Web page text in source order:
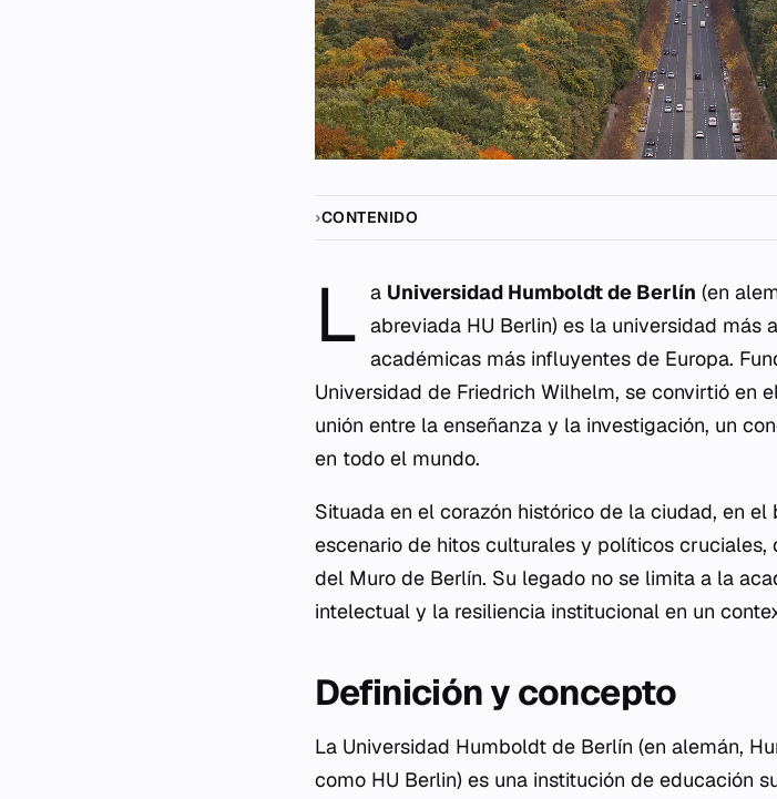
CONTENIDO
L a Universidad Humboldt de Berlín (en
abreviada HU Berlin) es la universidad
académicas más influyentes de Europa.
Universidad de Friedrich Wilhelm, se convirtió en
unión entre la enseñanza y la investigación, un
en todo el mundo.
Situada en el corazón histórico de la ciudad, en
escenario de hitos culturales y políticos
del Muro de Berlín. Su legado no se limita a la
intelectual y la resiliencia institucional en un
Definición y concepto
La Universidad Humboldt de Berlín (en alemán,
como HU Berlin) es una institución de educación